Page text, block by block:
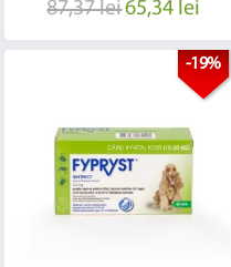
87,37 lei65,34 lei
-19%